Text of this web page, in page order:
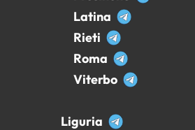
Latina
Rieti
Roma
Viterbo
Liguria